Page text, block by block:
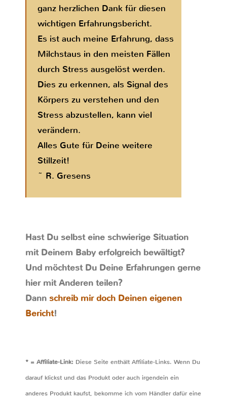
ganz herzlichen Dank für diesen
wichtigen Erfahrungsbericht.
Es ist auch meine Erfahrung, dass
Milchstaus in den meisten Fällen
durch Stress ausgelöst werden.
Dies zu erkennen, als Signal des
Körpers zu verstehen und den
Stress abzustellen, kann viel
verändern.
Alles Gute für Deine weitere
Stillzeit!
~ R. Gresens
Hast Du selbst eine schwierige Situation
mit Deinem Baby erfolgreich bewältigt?
Und möchtest Du Deine Erfahrungen gerne
hier mit Anderen teilen?
Dann schreib mir doch Deinen eigenen
Bericht!
* = Affiliate-Link: Diese Seite enthält Affiliate-Links. Wenn Du
darauf klickst und das Produkt oder auch irgendein ein
anderes Produkt kaufst, bekomme ich vom Händler dafür eine